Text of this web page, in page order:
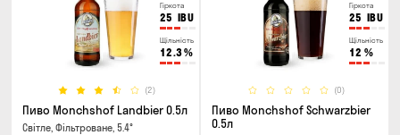
Гіркота
25 IBU
Щільність
12.3%
(2)
Пиво Monchshof Landbier 0.5л
Світле, Фільтроване, 5.4°
Гіркота
25 IBU
Щільність
12 %
(0)
Пиво Monchshof Schwarzbier
0.5л